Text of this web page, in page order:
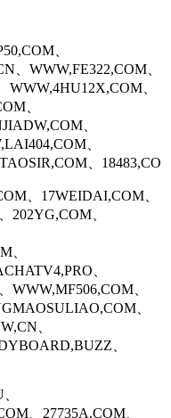
、
、WWW,FE322,COM、
、
、
、
、
、18483,CO
、17WEIDAI,COM、
202YG,COM、
、
、
WWW,MF506,COM、
、
、
、
、27735A,COM、